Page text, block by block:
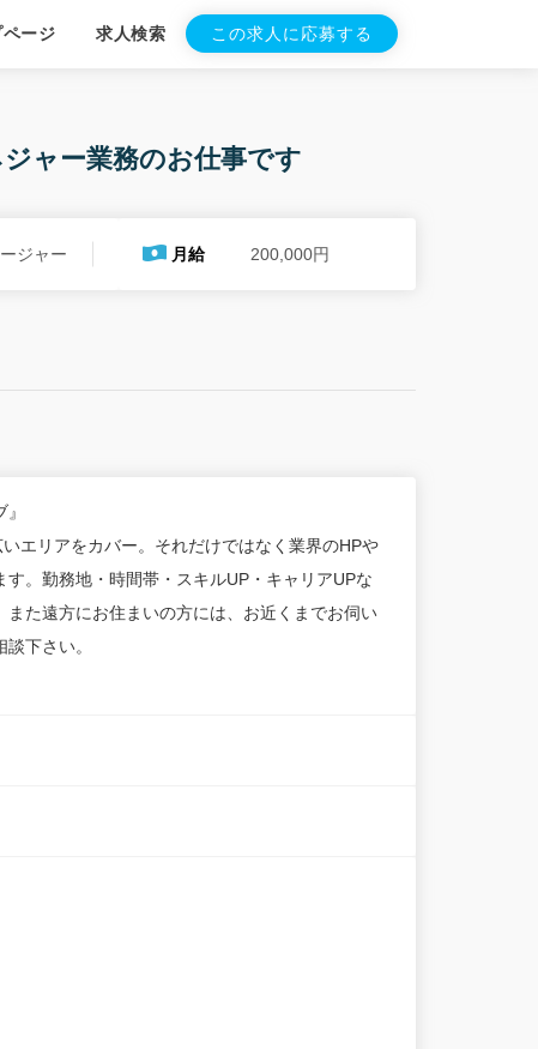
ページ 求人検索 この求人に応募する
ャー業務のお仕事です
ジャー 月給 200,000円
エリアをカバー。それだけではなく業界のHPや
。勤務地・時間帯・スキルUP・キャリアUPな
た遠方にお住まいの方には、お近くまでお伺い
下さい。